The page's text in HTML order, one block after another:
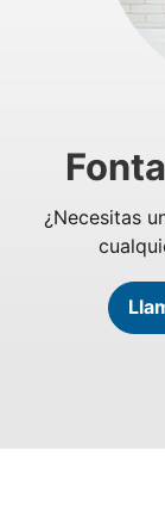
¿Necesitas